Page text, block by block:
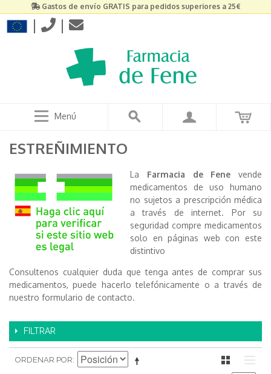
Gastos de envío GRATIS para pedidos superiores a 25€
| |
Menú
ESTREÑIMIENTO
La Farmacia de Fene vende
medicamentos de uso humano
no sujetos a prescripción médica
a través de internet. Por su
seguridad compre medicamentos
solo en páginas web con este
distintivo
Consultenos cualquier duda que tenga antes de comprar sus
medicamentos, puede hacerlo telefónicamente o a través de
nuestro formulario de contacto.
FILTRAR
ORDENAR POR